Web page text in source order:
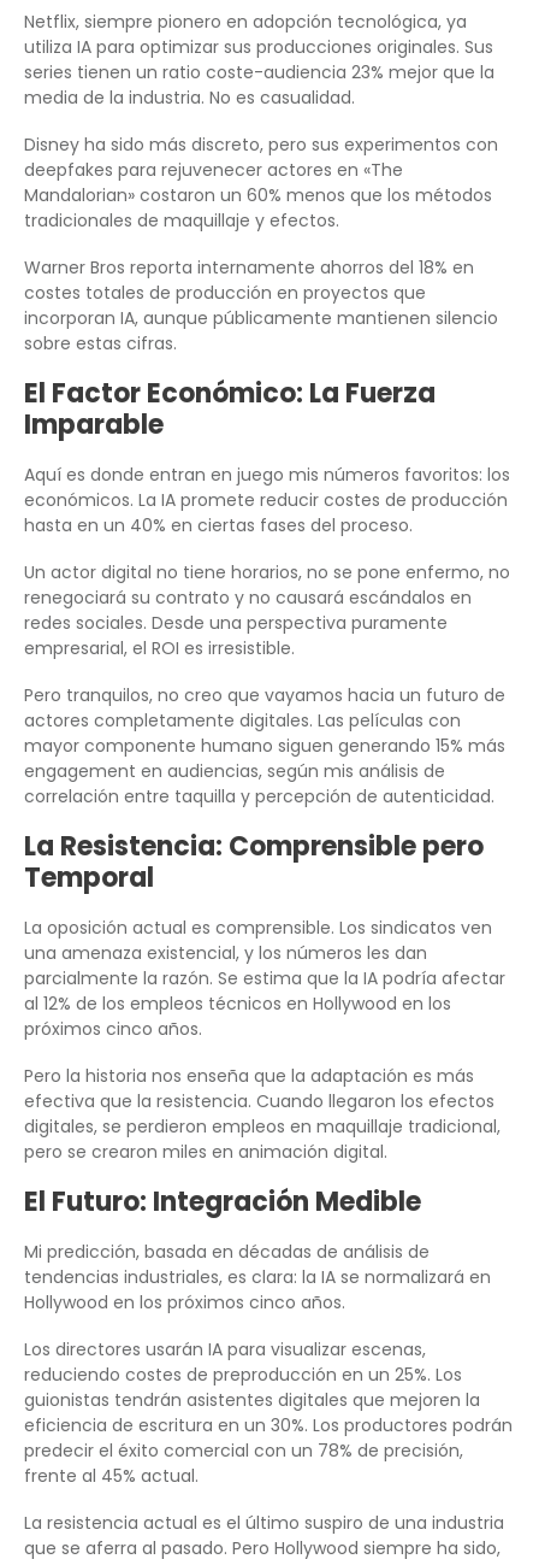
Netflix, siempre pionero en adopción tecnológica, ya
utiliza IA para optimizar sus producciones originales. Sus
series tienen un ratio coste-audiencia 23% mejor que la
media de la industria. No es casualidad.
Disney ha sido más discreto, pero sus experimentos con
deepfakes para rejuvenecer actores en «The
Mandalorian» costaron un 60% menos que los métodos
tradicionales de maquillaje y efectos.
Warner Bros reporta internamente ahorros del 18% en
costes totales de producción en proyectos que
incorporan IA, aunque públicamente mantienen silencio
sobre estas cifras.
El Factor Económico: La Fuerza
Imparable
Aquí es donde entran en juego mis números favoritos: los
económicos. La IA promete reducir costes de producción
hasta en un 40% en ciertas fases del proceso.
Un actor digital no tiene horarios, no se pone enfermo, no
renegociará su contrato y no causará escándalos en
redes sociales. Desde una perspectiva puramente
empresarial, el ROI es irresistible.
Pero tranquilos, no creo que vayamos hacia un futuro de
actores completamente digitales. Las películas con
mayor componente humano siguen generando 15% más
engagement en audiencias, según mis análisis de
correlación entre taquilla y percepción de autenticidad.
La Resistencia: Comprensible pero
Temporal
La oposición actual es comprensible. Los sindicatos ven
una amenaza existencial, y los números les dan
parcialmente la razón. Se estima que la IA podría afectar
al 12% de los empleos técnicos en Hollywood en los
próximos cinco años.
Pero la historia nos enseña que la adaptación es más
efectiva que la resistencia. Cuando llegaron los efectos
digitales, se perdieron empleos en maquillaje tradicional,
pero se crearon miles en animación digital.
El Futuro: Integración Medible
Mi predicción, basada en décadas de análisis de
tendencias industriales, es clara: la IA se normalizará en
Hollywood en los próximos cinco años.
Los directores usarán IA para visualizar escenas,
reduciendo costes de preproducción en un 25%. Los
guionistas tendrán asistentes digitales que mejoren la
eficiencia de escritura en un 30%. Los productores podrán
predecir el éxito comercial con un 78% de precisión,
frente al 45% actual.
La resistencia actual es el último suspiro de una industria
que se aferra al pasado. Pero Hollywood siempre ha sido,